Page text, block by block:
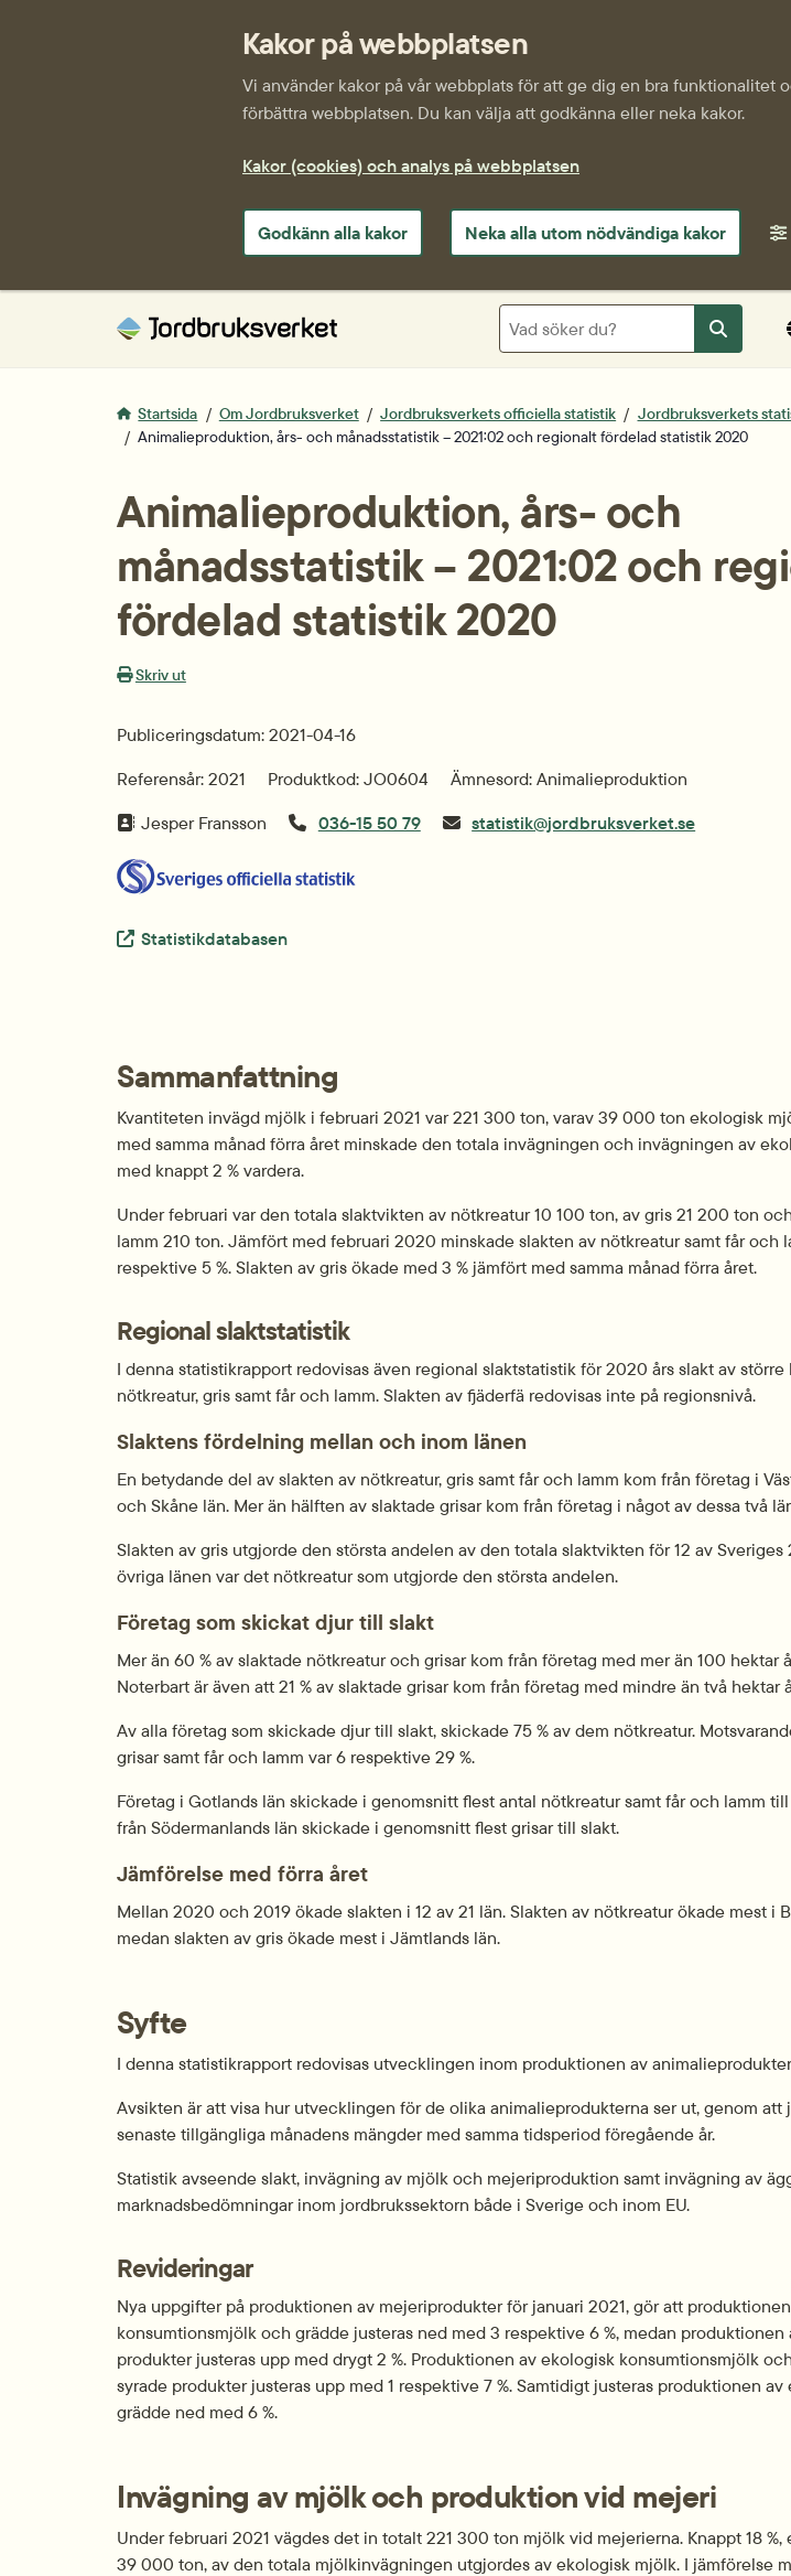
Kakor på webbplatsen
Vi använder kakor på vår webbplats för att ge dig en bra funktionalitet
förbättra webbplatsen. Du kan välja att godkänna eller neka kakor.
Kakor (cookies) och analys på webbplatsen
Godkänn alla kakor Neka alla utom nödvändiga kakor
Sök
Sök
Startsida Om Jordbruksverket Jordbruksverkets officiella statistik
Jordbruksverkets
Animalieproduktion, års- och månadsstatistik – 2021:02 och regionalt fördelad statistik 2020
Animalieproduktion, års- och
månadsstatistik – 2021:02 och
fördelad statistik 2020
Skriv ut
Publiceringsdatum: 2021-04-16
Referensår: 2021
Produktkod: JO0604
Ämnesord: Animalieproduktion
Jesper Fransson
036-15 50 79 statistik@jordbruksverket.se
Extern länk.
Statistikdatabasen
Sammanfattning
Kvantiteten invägd mjölk i februari 2021 var 221 300 ton, varav 39 000 ton ekologisk
med samma månad förra året minskade den totala invägningen och invägningen av
med knappt 2 % vardera.
Under februari var den totala slaktvikten av nötkreatur 10 100 ton, av gris 21 200 ton
lamm 210 ton. Jämfört med februari 2020 minskade slakten av nötkreatur samt får och
respektive 5 %. Slakten av gris ökade med 3 % jämfört med samma månad förra året.
Regional slaktstatistik
I denna statistikrapport redovisas även regional slaktstatistik för 2020 års slakt av större
nötkreatur, gris samt får och lamm. Slakten av fjäderfä redovisas inte på regionsnivå.
Slaktens fördelning mellan och inom länen
En betydande del av slakten av nötkreatur, gris samt får och lamm kom från företag i
och Skåne län. Mer än hälften av slaktade grisar kom från företag i något av dessa två
Slakten av gris utgjorde den största andelen av den totala slaktvikten för 12 av Sveriges
övriga länen var det nötkreatur som utgjorde den största andelen.
Företag som skickat djur till slakt
Mer än 60 % av slaktade nötkreatur och grisar kom från företag med mer än 100 hektar
Noterbart är även att 21 % av slaktade grisar kom från företag med mindre än två hektar
Av alla företag som skickade djur till slakt, skickade 75 % av dem nötkreatur.
grisar samt får och lamm var 6 respektive 29 %.
Företag i Gotlands län skickade i genomsnitt flest antal nötkreatur samt får och lamm till
från Södermanlands län skickade i genomsnitt flest grisar till slakt.
Jämförelse med förra året
Mellan 2020 och 2019 ökade slakten i 12 av 21 län. Slakten av nötkreatur ökade mest i
medan slakten av gris ökade mest i Jämtlands län.
Syfte
I denna statistikrapport redovisas utvecklingen inom produktionen av
Avsikten är att visa hur utvecklingen för de olika animalieprodukterna ser ut, genom att
senaste tillgängliga månadens mängder med samma tidsperiod föregående år.
Statistik avseende slakt, invägning av mjölk och mejeriproduktion samt invägning av
marknadsbedömningar inom jordbrukssektorn både i Sverige och inom EU.
Revideringar
Nya uppgifter på produktionen av mejeriprodukter för januari 2021, gör att
konsumtionsmjölk och grädde justeras ned med 3 respektive 6 %, medan produktionen
produkter justeras upp med drygt 2 %. Produktionen av ekologisk konsumtionsmjölk
syrade produkter justeras upp med 1 respektive 7 %. Samtidigt justeras produktionen av
grädde ned med 6 %.
Invägning av mjölk och produktion vid mejeri
Under februari 2021 vägdes det in totalt 221 300 ton mjölk vid mejerierna. Knappt 18 %,
39 000 ton, av den totala mjölkinvägningen utgjordes av ekologisk mjölk. I jämförelse